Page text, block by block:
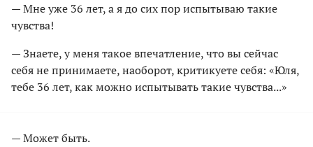
— Мне уже 36 лет, а я до сих пор испытываю такие
чувства!
— Знаете, у меня такое впечатление, что вы сейчас
себя не принимаете, наоборот, критикуете себя: «Юля,
тебе 36 лет, как можно испытывать такие чувства...»
— Может быть.